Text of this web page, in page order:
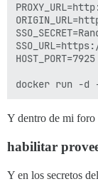
HOST_PORT=7925
Y dentro de mi foro
habilitar
Y en los secretos